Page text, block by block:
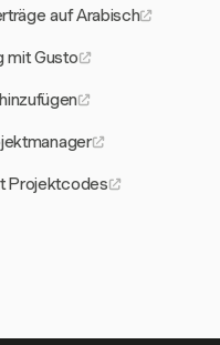
auf Arabisch
mit Gusto
Projektcodes